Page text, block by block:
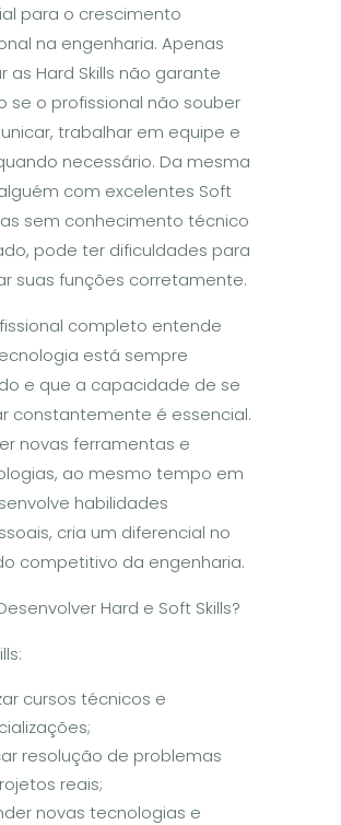
para o crescimento
na engenharia. Apenas
as Hard Skills não garante
se o profissional não souber
trabalhar em equipe e
necessário. Da mesma
com excelentes Soft
sem conhecimento técnico
pode ter dificuldades para
suas funções corretamente.
completo entende
está sempre
e que a capacidade de se
constantemente é essencial.
novas ferramentas e
ao mesmo tempo em
habilidades
cria um diferencial no
competitivo da engenharia.
Hard e Soft Skills?
cursos técnicos e
resolução de problemas
reais;
novas tecnologias e